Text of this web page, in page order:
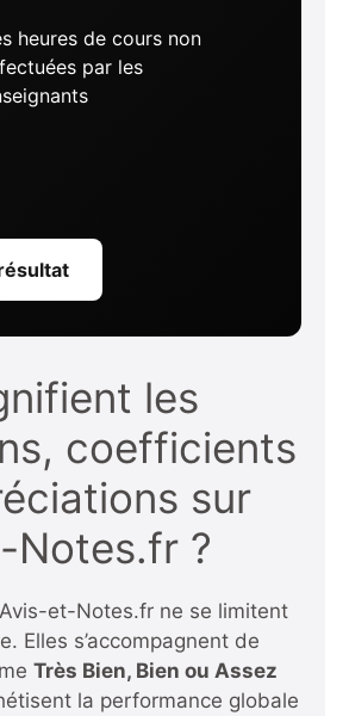
heures de cours non
par les
les
coefficients
sur
Notes.fr ?
et-Notes.fr ne se limitent
Elles s’accompagnent de
Très Bien, Bien ou Assez
la performance globale